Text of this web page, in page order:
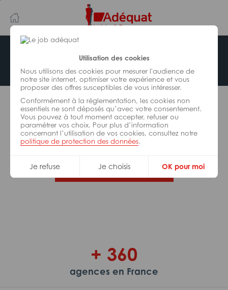
Utilisation des cookies
Nous utilisons des cookies pour mesurer l'audience de
notre site internet, optimiser votre expérience et vous
proposer des offres susceptibles de vous intéresser.
Conformément à la réglementation, les cookies non
essentiels ne sont déposés qu’avec votre consentement.
Vous pouvez à tout moment accepter, refuser ou
paramétrer vos choix. Pour plus d’information
concernant l’utilisation de vos cookies, consultez notre
politique de protection des données.
Je refuse Je choisis OK pour moi
au
contenu
principal
navigation
Offre indisponible
L’offre d’emploi que vous tentez de consulter n’est
plus disponible.
De nombreuses autres missions peuvent vous
correspondre, consultez toutes nos offres.
Trouvez votre job Adéquat !
+ 360
agences en France